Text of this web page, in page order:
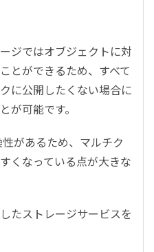
ジではオブジェクトに対
とができるため、すべて
に公開したくない場合に
が可能です。
があるため、マルチク
くなっている点が大きな
たストレージサービスを